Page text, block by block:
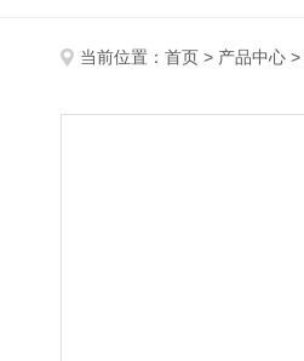
当前位置： 首页 > 产品中心 >